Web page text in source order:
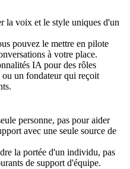
la voix et le style uniques d'un
pouvez le mettre en pilote
à votre place.
IA pour des rôles
un fondateur qui reçoit
personne, pas pour aider
avec une seule source de
la portée d'un individu, pas
de support d'équipe.